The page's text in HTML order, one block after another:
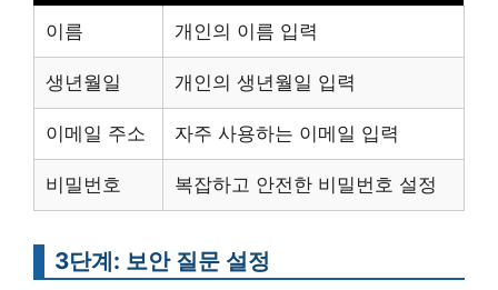
이름 개인의 이름 입력
생년월일 개인의 생년월일 입력
이메일 주소 자주 사용하는 이메일 입력
비밀번호 복잡하고 안전한 비밀번호 설정
3단계: 보안 질문 설정